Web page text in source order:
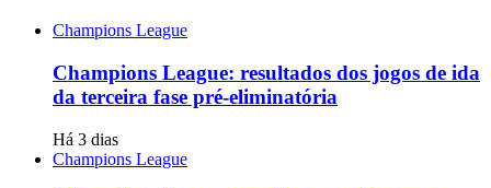
Champions League
Champions League: resultados dos jogos de ida
da terceira fase pré-eliminatória
Há 3 dias
Champions League